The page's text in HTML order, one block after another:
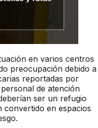
en varios centros
preocupación debido a
reportadas por
de atención
ser un refugio
convertido en espacios